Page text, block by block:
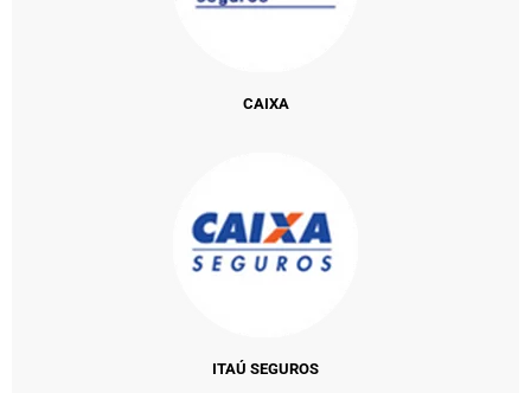
CAIXA
ITAÚ SEGUROS